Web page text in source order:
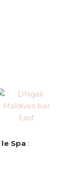
le Spa :